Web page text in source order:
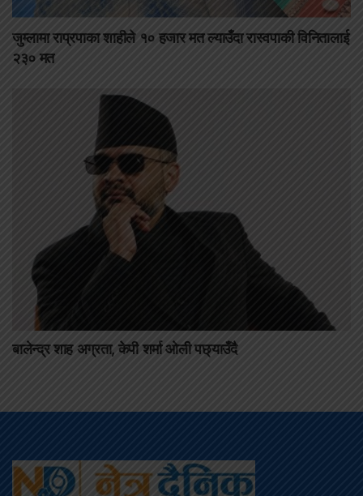
जुम्लामा राप्रपाका शाहीले १० हजार मत ल्याउँदा रास्वपाकी विनितालाई
२३० मत
बालेन्द्र शाह अग्रता, केपी शर्मा ओली पछ्याउँदै